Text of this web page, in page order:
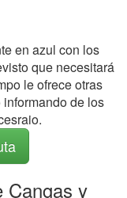
en azul con los
que necesitará
le ofrece otras
de los
Cangas y